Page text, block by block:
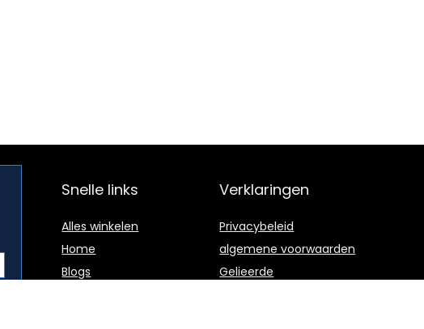
Snelle links
Alles winkelen
Home
Blogs
Verklaringen
Privacybeleid
algemene voorwaarden
Gelieerde